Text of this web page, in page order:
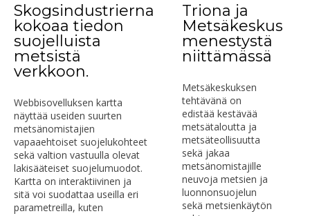
Skogsindustrierna
kokoaa tiedon
suojelluista
metsistä
verkkoon.
Webbisovelluksen kartta
näyttää useiden suurten
metsänomistajien
vapaaehtoiset suojelukohteet
sekä valtion vastuulla olevat
lakisääteiset suojelumuodot.
Kartta on interaktiivinen ja
sitä voi suodattaa useilla eri
parametreilla, kuten
Triona ja
Metsäkeskus
menestystä
niittämässä
Metsäkeskuksen
tehtävänä on
edistää kestävää
metsätaloutta ja
metsäteollisuutta
sekä jakaa
metsänomistajille
neuvoja metsien ja
luonnonsuojelun
sekä metsienkäytön